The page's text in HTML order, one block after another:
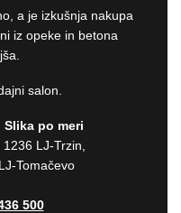
a je izkušnja nakupa
iz opeke in betona
salon.
po meri
LJ-Trzin,
Tomačevo
500